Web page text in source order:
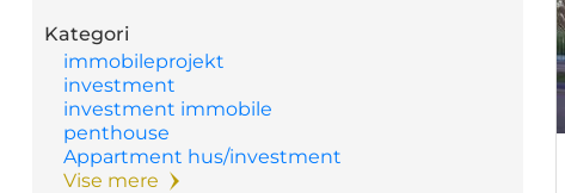
Kategori
immobileprojekt
investment
investment immobile
penthouse
Appartment hus/investment
Vise mere